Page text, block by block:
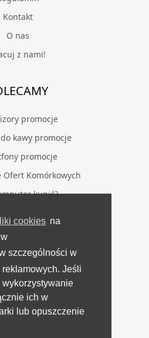
cookies na
szczególności w
Jeśli
ich w
lub opuszczenie
Kontakt
O nas
z nami!
promocje
kawy promocje
promocje
Ofert Komórkowych
kupić?
BIEŻĄCO
Facebook
Videotestów
YouTube
Twitter